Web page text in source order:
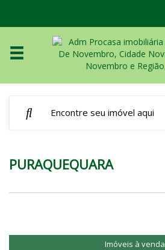
PURAQUEQUARA
Imóveis à venda